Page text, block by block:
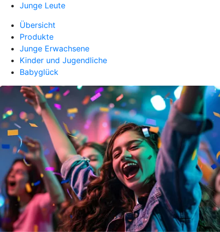
Junge Leute
Übersicht
Produkte
Junge Erwachsene
Kinder und Jugendliche
Babyglück